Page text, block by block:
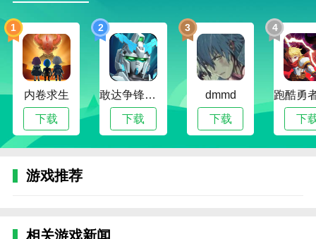
取更多拓展业务的黄金。
老爹沙威玛游戏怎么玩
收藏夹商店还可以解锁隐藏福利，如免费甜水或返
现奖励，乐趣十足。
客户的表达和反馈都非常生动，增加了互动性，让
玩家有一种做生意的成就感。
增添乐趣和减压的氛围。
游戏采用有趣的卡通风格画面表现，为玩家提供高
1
内卷求生
下载
2
敢达争锋对决无限钻石版
下载
3
dmmd
下载
4
下
游戏推荐
相关游戏新闻